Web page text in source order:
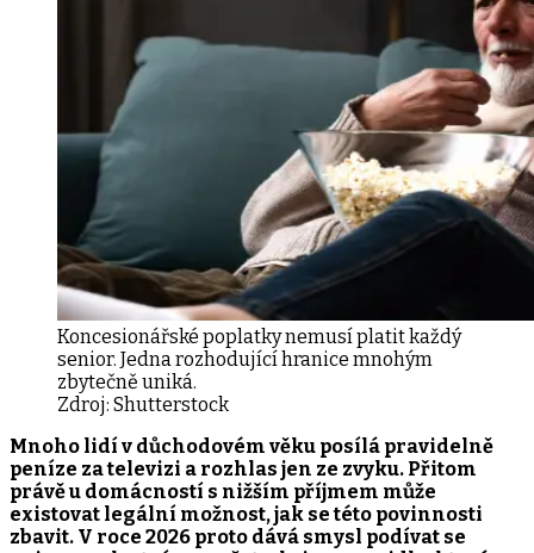
Koncesionářské poplatky nemusí platit každý
senior. Jedna rozhodující hranice mnohým
zbytečně uniká.
Zdroj: Shutterstock
Mnoho lidí v důchodovém věku posílá pravidelně
peníze za televizi a rozhlas jen ze zvyku. Přitom
právě u domácností s nižším příjmem může
existovat legální možnost, jak se této povinnosti
zbavit. V roce 2026 proto dává smysl podívat se